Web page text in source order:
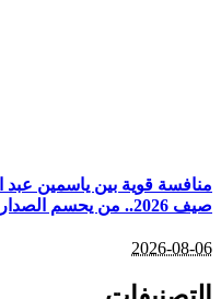
قوية بين ياسمين عبد
الصدارة؟
2026-